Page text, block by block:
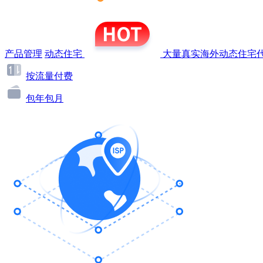
产品管理 动态住宅 大量真实海外动态住宅
按流量付费
包年包月